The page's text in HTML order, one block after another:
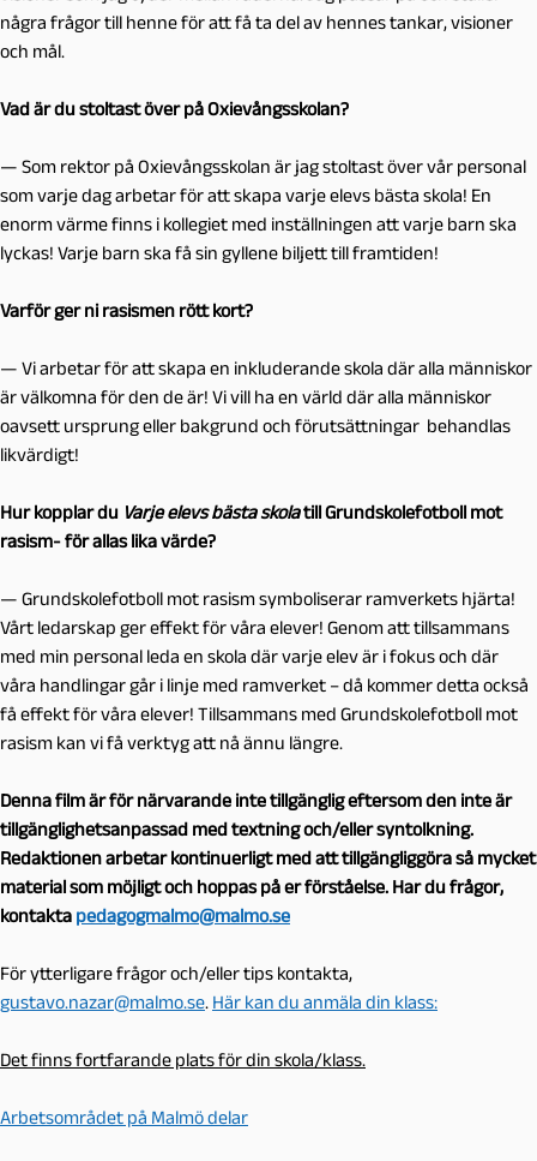
några frågor till henne för att få ta del av hennes tankar, visioner
och mål.
Vad är du stoltast över på Oxievångsskolan?
— Som rektor på Oxievångsskolan är jag stoltast över vår personal
som varje dag arbetar för att skapa varje elevs bästa skola! En
enorm värme finns i kollegiet med inställningen att varje barn ska
lyckas! Varje barn ska få sin gyllene biljett till framtiden!
Varför ger ni rasismen rött kort?
— Vi arbetar för att skapa en inkluderande skola där alla människor
är välkomna för den de är! Vi vill ha en värld där alla människor
oavsett ursprung eller bakgrund och förutsättningar behandlas
likvärdigt!
Hur kopplar du Varje elevs bästa skolatill Grundskolefotboll mot
rasism- för allas lika värde?
— Grundskolefotboll mot rasism symboliserar ramverkets hjärta!
Vårt ledarskap ger effekt för våra elever! Genom att tillsammans
med min personal leda en skola där varje elev är i fokus och där
våra handlingar går i linje med ramverket – då kommer detta också
få effekt för våra elever! Tillsammans med Grundskolefotboll mot
rasism kan vi få verktyg att nå ännu längre.
Denna film är för närvarande inte tillgänglig eftersom den inte är
tillgänglighetsanpassad med textning och/eller syntolkning.
Redaktionen arbetar kontinuerligt med att tillgängliggöra så mycket
material som möjligt och hoppas på er förståelse. Har du frågor,
kontakta pedagogmalmo@malmo.se
För ytterligare frågor och/eller tips kontakta,
gustavo.nazar@malmo.se. Här kan du anmäla din klass:
Det finns fortfarande plats för din skola/klass.
Arbetsområdet på Malmö delar